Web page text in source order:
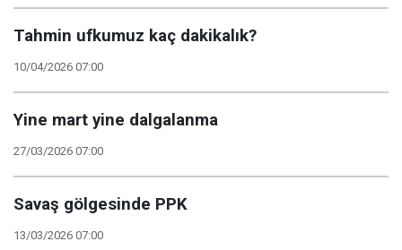
Tahmin ufkumuz kaç dakikalık?
10/04/2026 07:00
Yine mart yine dalgalanma
27/03/2026 07:00
Savaş gölgesinde PPK
13/03/2026 07:00